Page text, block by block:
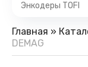
Энкодеры TOFI
Главная »
DEMAG